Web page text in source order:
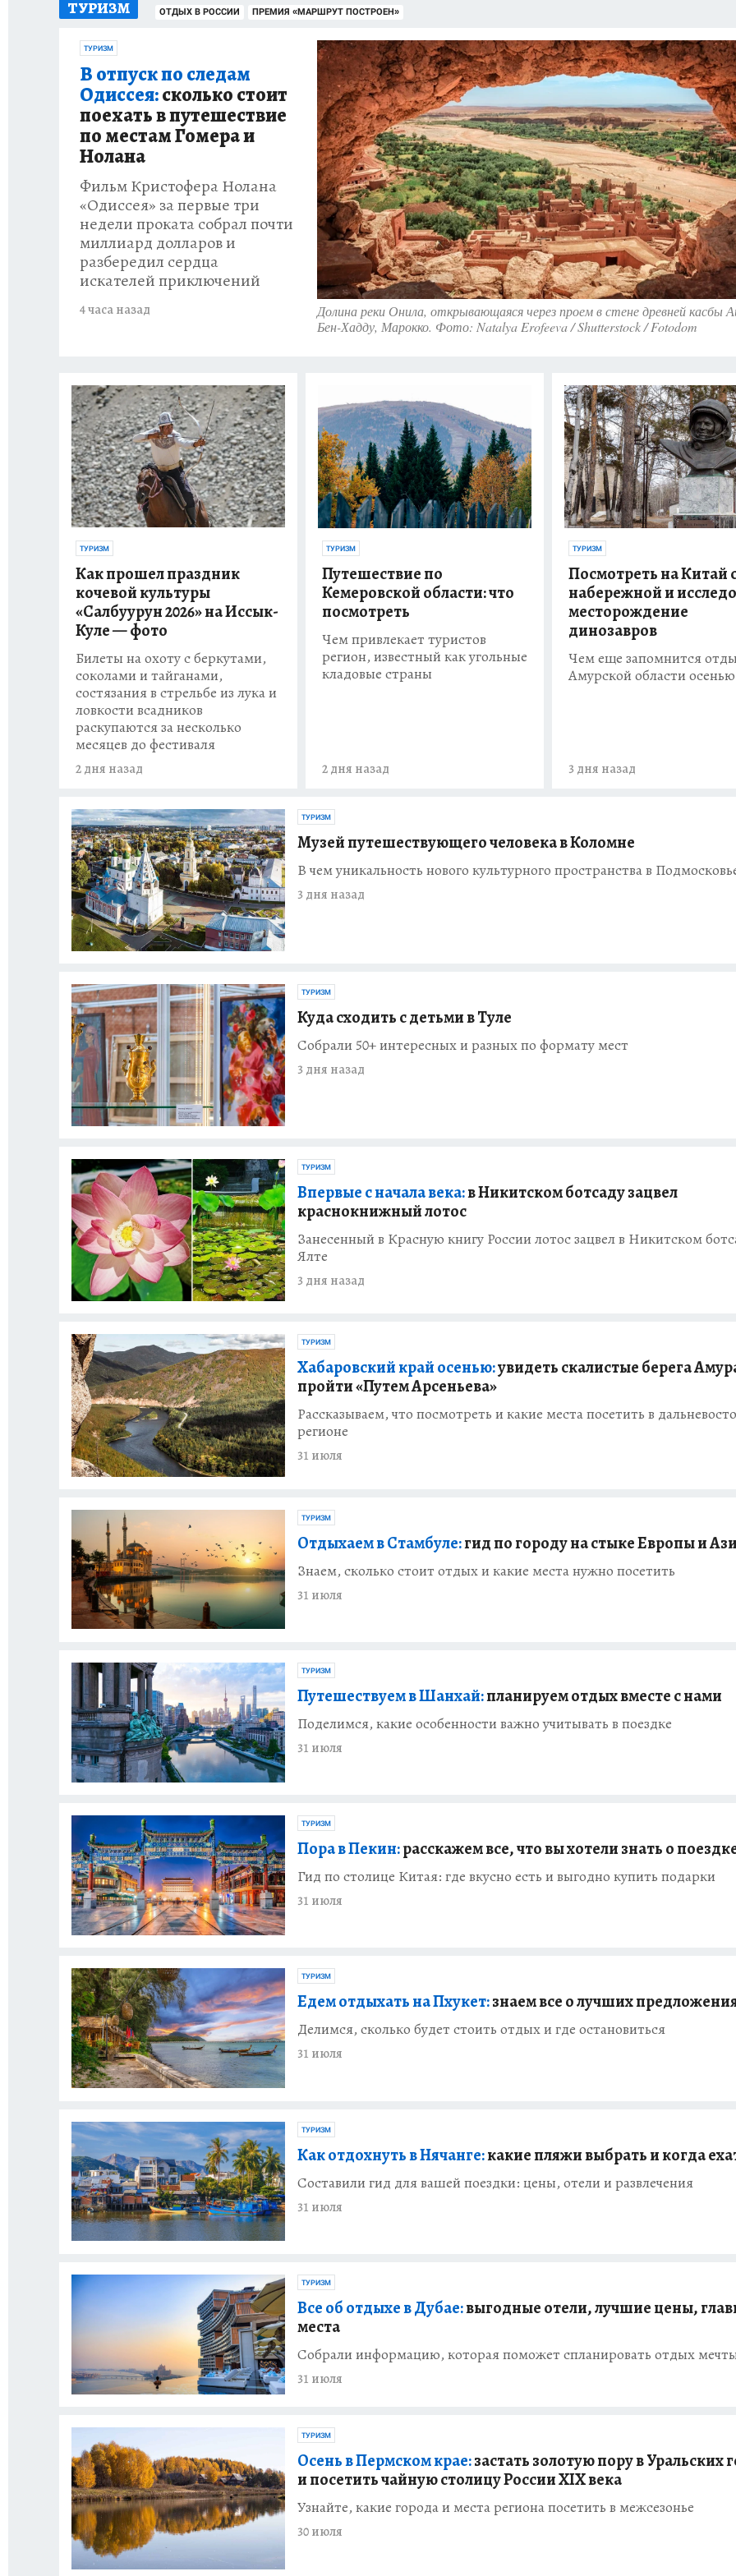
ТУРИЗМ ОТДЫХ В РОССИИ ПРЕМИЯ «МАРШРУТ ПОСТРОЕН»
Долина реки Онила, открывающаяся через проем в стене древней касбы
Бен-Хадду, Марокко. Фото: Natalya Erofeeva / Shutterstock / Fotodom
ТУРИЗМ
В отпуск по следам
Одиссея:сколько стоит
поехать в путешествие
по местам Гомера и
Нолана
Фильм Кристофера Нолана
«Одиссея» за первые три
недели проката собрал почти
миллиард долларов и
разбередил сердца
искателей приключений
4 часа назад
ТУРИЗМ
Как прошел праздник
кочевой культуры
«Салбуурун 2026» на Иссык-
Куле — фото
Билеты на охоту с беркутами,
соколами и тайганами,
состязания в стрельбе из лука и
ловкости всадников
раскупаются за несколько
месяцев до фестиваля
2 дня назад
ТУРИЗМ
Путешествие по
Кемеровской области: что
посмотреть
Чем привлекает туристов
регион, известный как угольные
кладовые страны
2 дня назад
ТУРИЗМ
Посмотреть на Китай
набережной и
месторождение
динозавров
Чем еще запомнится
Амурской области осенью
3 дня назад
ТУРИЗМ
Музей путешествующего человека в Коломне
В чем уникальность нового культурного пространства в
3 дня назад
ТУРИЗМ
Куда сходить с детьми в Туле
Собрали 50+ интересных и разных по формату мест
3 дня назад
ТУРИЗМ
Впервые с начала века:в Никитском ботсаду зацвел
краснокнижный лотос
Занесенный в Красную книгу России лотос зацвел в Никитском
Ялте
3 дня назад
ТУРИЗМ
Хабаровский край осенью:увидеть скалистые берега
пройти «Путем Арсеньева»
Рассказываем, что посмотреть и какие места посетить в
регионе
31 июля
ТУРИЗМ
Отдыхаем в Стамбуле:гид по городу на стыке Европы и
Знаем, сколько стоит отдых и какие места нужно посетить
31 июля
ТУРИЗМ
Путешествуем в Шанхай:планируем отдых вместе с нами
Поделимся, какие особенности важно учитывать в поездке
31 июля
ТУРИЗМ
Пора в Пекин:расскажем все, что вы хотели знать о
Гид по столице Китая: где вкусно есть и выгодно купить подарки
31 июля
ТУРИЗМ
Едем отдыхать на Пхукет:знаем все о лучших
Делимся, сколько будет стоить отдых и где остановиться
31 июля
ТУРИЗМ
Как отдохнуть в Нячанге:какие пляжи выбрать и когда
Составили гид для вашей поездки: цены, отели и развлечения
31 июля
ТУРИЗМ
Все об отдыхе в Дубае:выгодные отели, лучшие цены,
места
Собрали информацию, которая поможет спланировать отдых
31 июля
ТУРИЗМ
Осень в Пермском крае:застать золотую пору в Уральских
и посетить чайную столицу России XIX века
Узнайте, какие города и места региона посетить в межсезонье
30 июля